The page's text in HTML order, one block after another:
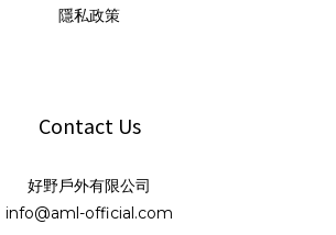
隱私政策
Contact Us
好野戶外有限公司
info@aml-official.com